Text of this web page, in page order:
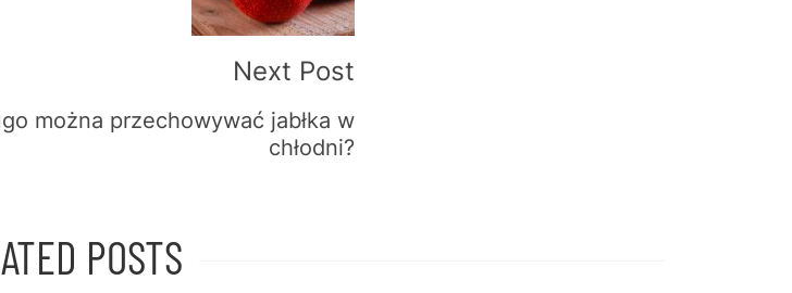
Next Post
można przechowywać jabłka w
chłodni?
POSTS